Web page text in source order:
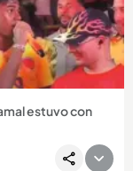
estuvo con
cantó ‘El
con su